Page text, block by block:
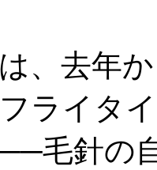
、去年
ライタ
毛針の